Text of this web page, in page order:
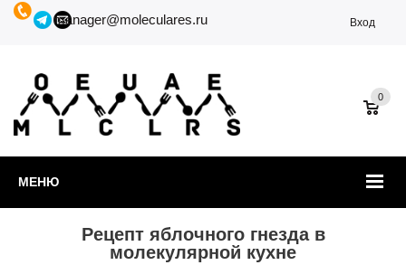
manager@moleculares.ru Вход
МЕНЮ
0
Рецепт яблочного гнезда в
молекулярной кухне